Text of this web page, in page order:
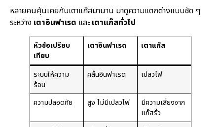
หลายคนคุ้นเคยกับเตาแก๊สมานาน มาดูความแตกต่างแบบชัด ๆ
ระหว่าง เตาอินฟาเรด และเตาแก๊สทั่วไป
หัวข้อเปรียบ
เทียบ
เตาอินฟาเรด เตาแก๊ส
ระบบให้ความ
ร้อน
คลื่นอินฟาเรด เปลวไฟ
ความปลอดภัย สูง ไม่มีเปลวไฟ
มีความเสี่ยงจาก
แก๊สรั่ว